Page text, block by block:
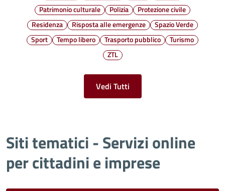
Patrimonio culturale
Polizia
Protezione civile
Residenza
Risposta alle emergenze
Spazio Verde
Sport
Tempo libero Trasporto pubblico
Turismo
ZTL
Vedi Tutti
Siti tematici - Servizi online
per cittadini e imprese